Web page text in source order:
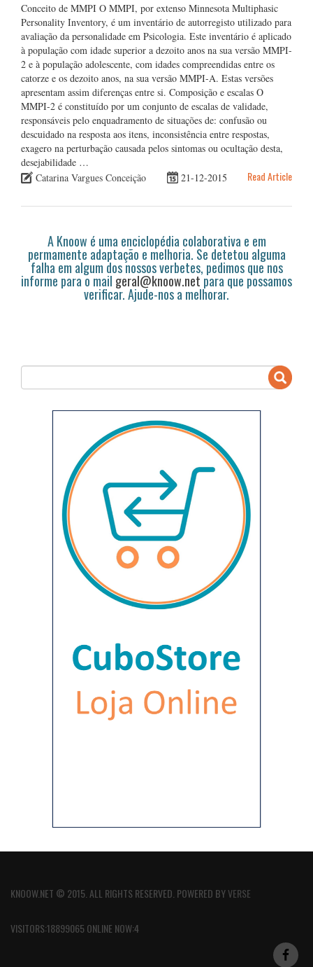
Conceito de MMPI O MMPI, por extenso Minnesota Multiphasic
Personality Inventory, é um inventário de autorregisto utilizado para
avaliação da personalidade em Psicologia. Este inventário é aplicado
à população com idade superior a dezoito anos na sua versão MMPI-
2 e à população adolescente, com idades compreendidas entre os
catorze e os dezoito anos, na sua versão MMPI-A. Estas versões
apresentam assim diferenças entre si. Composição e escalas O
MMPI-2 é constituído por um conjunto de escalas de validade,
responsáveis pelo enquadramento de situações de: confusão ou
descuidado na resposta aos itens, inconsistência entre respostas,
exagero na perturbação causada pelos sintomas ou ocultação desta,
desejabilidade …
Catarina Vargues Conceição
21-12-2015 Read Article
A Knoow é uma enciclopédia colaborativa e em
permamente adaptação e melhoria. Se detetou alguma
falha em algum dos nossos verbetes, pedimos que nos
informe para o mail geral@knoow.netpara que possamos
verificar. Ajude-nos a melhorar.
KNOOW.NET © 2015. ALL RIGHTS RESERVED. POWERED BYVERSE
VISITORS:18899065 ONLINE NOW:4